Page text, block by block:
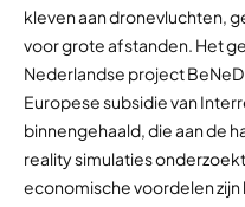
kleven aan dronevluchten,
voor grote afstanden. Het
Nederlandse project
Europese subsidie van
binnengehaald, die aan de
reality simulaties
economische voordelen